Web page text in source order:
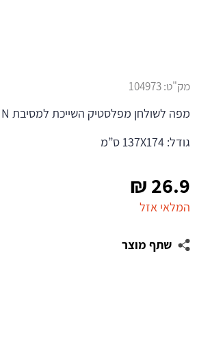
26.9
₪
המלאי אזל
שתף מוצר
מק"ט:104973
מפה לשולחן מפלסטיק השייכת למסיבת FUN תכלת!
גודל: 137X174 ס”מ